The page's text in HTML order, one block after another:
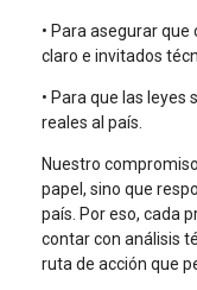
• Para asegurar
claro e invitados
• Para que las
reales al país.
Nuestro
papel, sino que
país. Por eso, cada
contar con análisis
ruta de acción que